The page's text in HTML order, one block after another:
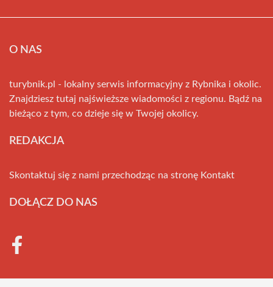
O NAS
turybnik.pl - lokalny serwis informacyjny z Rybnika i okolic.
Znajdziesz tutaj najświeższe wiadomości z regionu. Bądź na
bieżąco z tym, co dzieje się w Twojej okolicy.
REDAKCJA
Skontaktuj się z nami przechodząc na stronę Kontakt
DOŁĄCZ DO NAS